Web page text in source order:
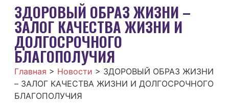
ЗДОРОВЫЙ ОБРАЗ ЖИЗНИ –
ЗАЛОГ КАЧЕСТВА ЖИЗНИ И
ДОЛГОСРОЧНОГО
БЛАГОПОЛУЧИЯ
Главная > Новости > ЗДОРОВЫЙ ОБРАЗ ЖИЗНИ
– ЗАЛОГ КАЧЕСТВА ЖИЗНИ И ДОЛГОСРОЧНОГО
БЛАГОПОЛУЧИЯ